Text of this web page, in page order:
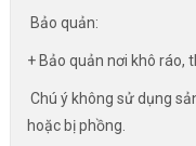
️ Bảo quản:
+ Bảo quản nơi khô ráo,
Chú ý không sử dụng
hoặc bị phồng.